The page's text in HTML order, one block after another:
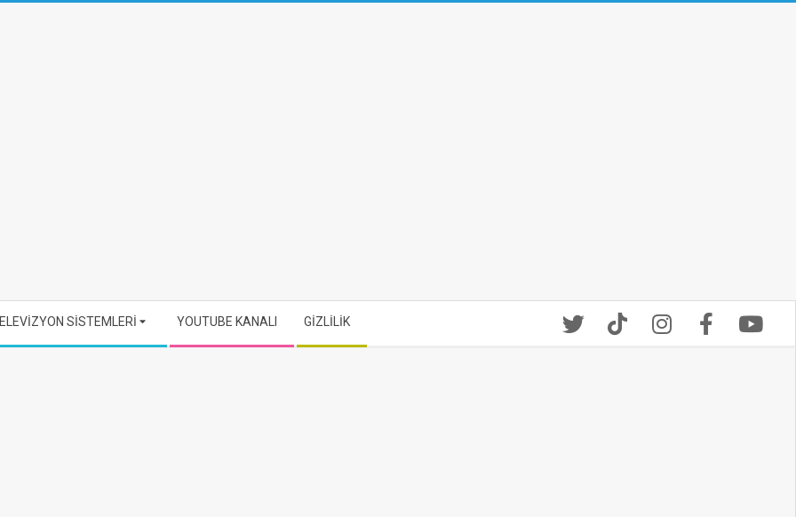
SİSTEMLERİ YOUTUBE KANALI GİZLİLİK